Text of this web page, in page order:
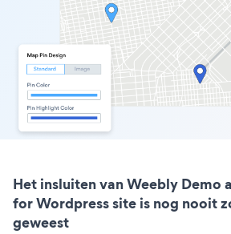
Het insluiten van Weebly Demo
for Wordpress site is nog nooit
geweest